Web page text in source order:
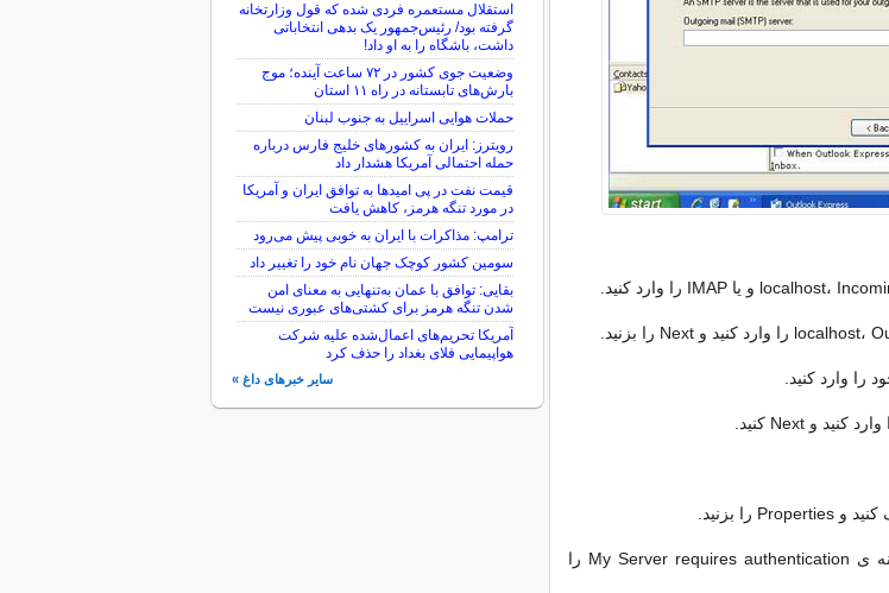
12- برگه ی Server را انتخاب کنید و گزینه ی My Server requires authentication را
استقلال مستعمره فردی شده که قول وزارتخانه
گرفته بود/ رئیس‌جمهور یک بدهی انتخاباتی
داشت، باشگاه را به او داد!
وضعیت جوی کشور در ۷۲ ساعت آینده؛ موج
بارش‌های تابستانه در راه ۱۱ استان
حملات هوایی اسراییل به جنوب لبنان
رویترز: ایران به کشورهای خلیج فارس درباره
حمله احتمالی آمریکا هشدار داد
قیمت نفت در پی امیدها به توافق ایران و آمریکا
در مورد تنگه هرمز، کاهش یافت
ترامپ: مذاکرات با ایران به خوبی پیش می‌رود
سومین کشور کوچک جهان نام خود را تغییر داد
بقایی: توافق با عمان به‌تنهایی به معنای امن
شدن تنگه هرمز برای کشتی‌های عبوری نیست
آمریکا تحریم‌های اعمال‌شده علیه شرکت
هواپیمایی فلای بغداد را حذف کرد
سایر خبرهای داغ »